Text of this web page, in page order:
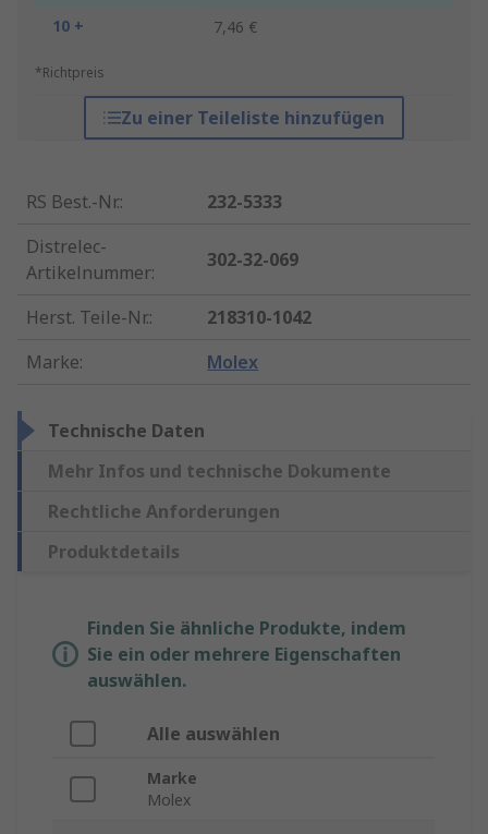
10 +
7,46 €
*Richtpreis
Zu einer Teileliste hinzufügen
RS Best.-Nr.:
232-5333
Distrelec-
Artikelnummer:
302-32-069
Herst. Teile-Nr.:
218310-1042
Marke: Molex
Technische Daten
Mehr Infos und technische Dokumente
Rechtliche Anforderungen
Produktdetails
Finden Sie ähnliche Produkte, indem
Sie ein oder mehrere Eigenschaften
auswählen.
Alle auswählen
Marke
Molex